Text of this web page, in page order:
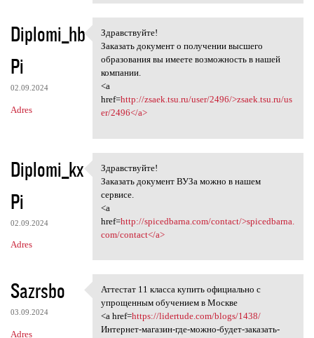
Diplomi_hb
Pi
02.09.2024
Adres
Здравствуйте!
Здравствуйте!
Заказать документ о получении высшего
образования вы имеете возможность в нашей
компании.
<a
href=http://zsaek.tsu.ru/user/2496/>zsaek.tsu.ru/us
er/2496</a>
Diplomi_kx
Pi
02.09.2024
Adres
Здравствуйте!
Здравствуйте!
Заказать документ ВУЗа можно в нашем
сервисе.
<a
href=http://spicedbarna.com/contact/>spicedbarna.
com/contact</a>
Sazrsbo
03.09.2024
Adres
Аттестат 11 класса купить
Аттестат 11 класса купить официально с
упрощенным обучением в Москве
<a href=https://lidertude.com/blogs/1438/
Интернет-магазин-где-можно-будет-заказать-